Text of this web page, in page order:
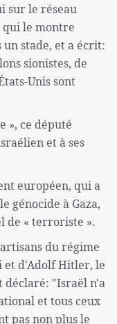
sur le réseau
le montre
stade, et a écrit:
sionistes, de
Unis sont
», ce député
et à ses
européen, qui a
génocide à Gaza,
de « terroriste ».
du régime
et d'Adolf Hitler, le
déclaré: "Israël n'a
et tous ceux
pas non plus le